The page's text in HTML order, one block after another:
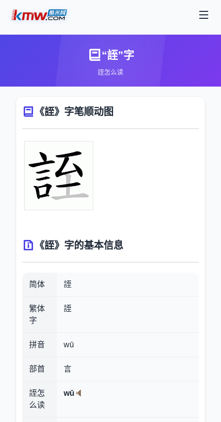
“誈”字
誈怎么读
《誈》字笔顺动图
《誈》字的基本信息
简体 誈
繁体
字
誈
拼音 wū
部首 言
誈怎
么读
wū